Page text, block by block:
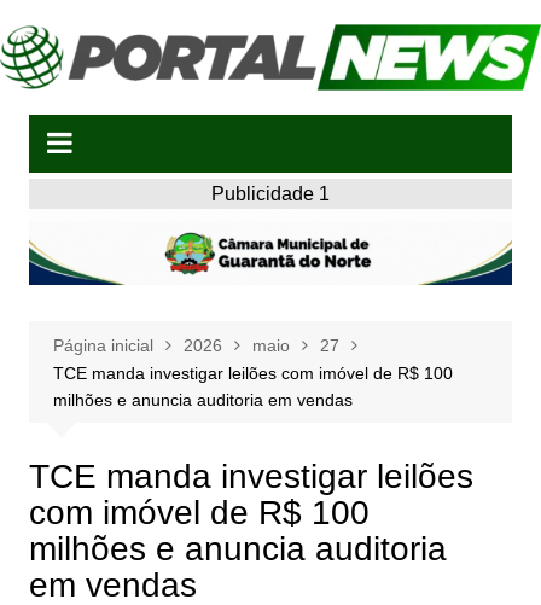
para
o
Publicidade 1
Página inicial 2026 maio
27
TCE manda investigar leilões com imóvel de R$ 100
milhões e anuncia auditoria em vendas
TCE manda investigar leilões
com imóvel de R$ 100
milhões e anuncia auditoria
em vendas